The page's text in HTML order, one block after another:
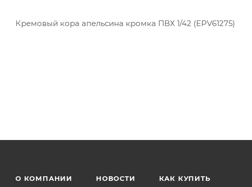
Кремовый кора апельсина кромка ПВХ 1/42 (EPV61275)
О КОМПАНИИ НОВОСТИ КАК КУПИТЬ